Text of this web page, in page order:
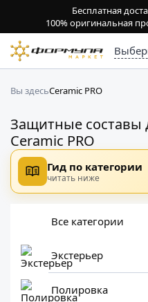
Бесплатная
100% оригинальная
Вы здесьCeramic PRO
Защитные составы
Ceramic PRO
Гид по категории
читать ниже
Все категории
Экстерьер
Полировка